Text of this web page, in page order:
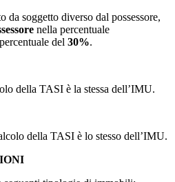
da soggetto diverso dal possessore,
nella percentuale
del 30%.
della TASI è la stessa dell’IMU.
della TASI è lo stesso dell’IMU.